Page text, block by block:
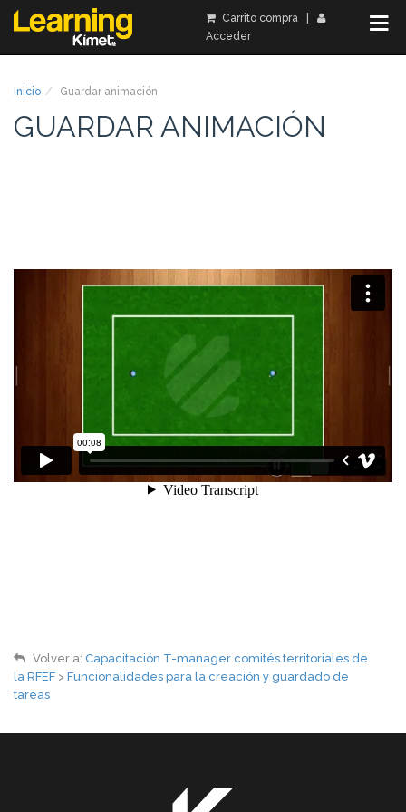
Carrito compra|
Acceder
Inicio Guardar animación
GUARDAR ANIMACIÓN
Volver a:Capacitación T-manager comités territoriales de
la RFEF > Funcionalidades para la creación y guardado de
tareas